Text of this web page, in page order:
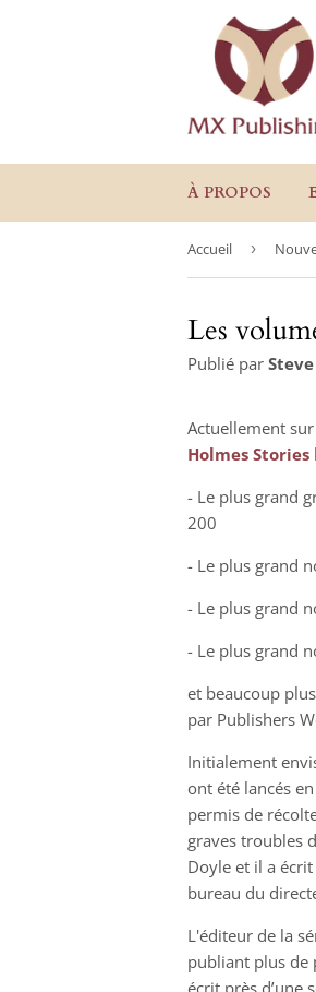
À PROPOS
Accueil ›
Les
Publié par
Actuellement sur
Holmes Stories
- Le plus grand
200
- Le plus grand
- Le plus grand
- Le plus grand
et beaucoup
par Publishers
Initialement
ont été lancés
permis de
graves troubles
Doyle et il a
bureau du
L'éditeur de la
publiant plus de
écrit près d’une